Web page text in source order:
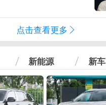
点击查看更多
新能源 新车